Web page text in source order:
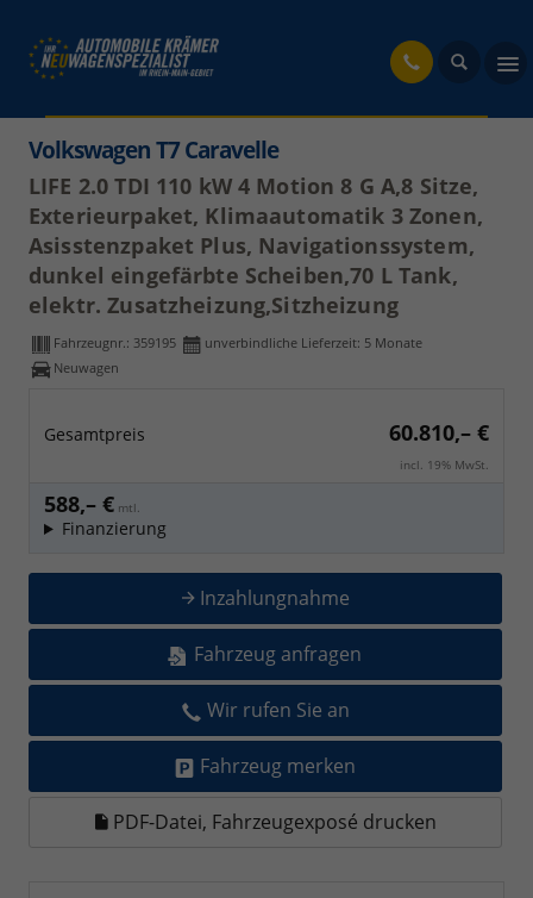
Volkswagen T7 Caravelle
LIFE 2.0 TDI 110 kW 4 Motion 8 G A,8 Sitze,
Exterieurpaket, Klimaautomatik 3 Zonen,
Asisstenzpaket Plus, Navigationssystem,
dunkel eingefärbte Scheiben,70 L Tank,
elektr. Zusatzheizung,Sitzheizung
Fahrzeugnr.: 359195 unverbindliche Lieferzeit: 5 Monate
Neuwagen
Gesamtpreis 60.810,– €
incl. 19% MwSt.
588,– € mtl.
Finanzierung
Inzahlungnahme
Fahrzeug anfragen
Wir rufen Sie an
Fahrzeug merken
PDF-Datei, Fahrzeugexposé drucken